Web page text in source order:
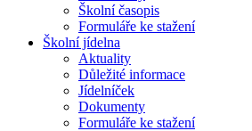
Školní časopis
Formuláře ke stažení
Školní jídelna
Aktuality
Důležité informace
Jídelníček
Dokumenty
Formuláře ke stažení